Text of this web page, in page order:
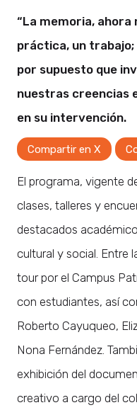
“La memoria, ahora
práctica, un
por supuesto que
nuestras creencias
en su intervención.
Compartir en X
El programa, vigente
clases, talleres y
destacados
cultural y social. Entre
tour por el Campus
con estudiantes, así
Roberto Cayuqueo,
Nona Fernández.
exhibición del
creativo a cargo del